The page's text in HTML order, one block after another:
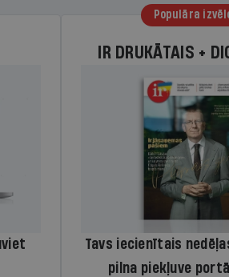
Populāra
IR DRUKĀTAIS +
Tavs iecienītais
pilna piekļuve